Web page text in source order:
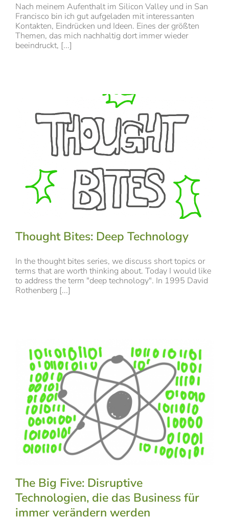
Nach meinem Aufenthalt im Silicon Valley und in San
Francisco bin ich gut aufgeladen mit interessanten
Kontakten, Eindrücken und Ideen. Eines der größten
Themen, das mich nachhaltig dort immer wieder
beeindruckt, [...]
Thought Bites: Deep Technology
In the thought bites series, we discuss short topics or
terms that are worth thinking about. Today I would like
to address the term "deep technology". In 1995 David
Rothenberg [...]
The Big Five: Disruptive
Technologien, die das Business für
immer verändern werden